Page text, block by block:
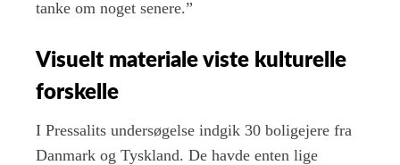
tanke om noget senere.”
Visuelt materiale viste kulturelle
forskelle
I Pressalits undersøgelse indgik 30 boligejere fra
Danmark og Tyskland. De havde enten lige